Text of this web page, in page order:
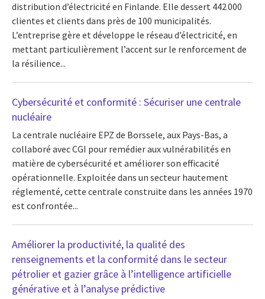
distribution d’électricité en Finlande. Elle dessert 442 000
clientes et clients dans près de 100 municipalités.
L’entreprise gère et développe le réseau d’électricité, en
mettant particulièrement l’accent sur le renforcement de
la résilience...
Cybersécurité et conformité : Sécuriser une centrale
nucléaire
La centrale nucléaire EPZ de Borssele, aux Pays-Bas, a
collaboré avec CGI pour remédier aux vulnérabilités en
matière de cybersécurité et améliorer son efficacité
opérationnelle. Exploitée dans un secteur hautement
réglementé, cette centrale construite dans les années 1970
est confrontée...
Améliorer la productivité, la qualité des
renseignements et la conformité dans le secteur
pétrolier et gazier grâce à l’intelligence artificielle
générative et à l’analyse prédictive